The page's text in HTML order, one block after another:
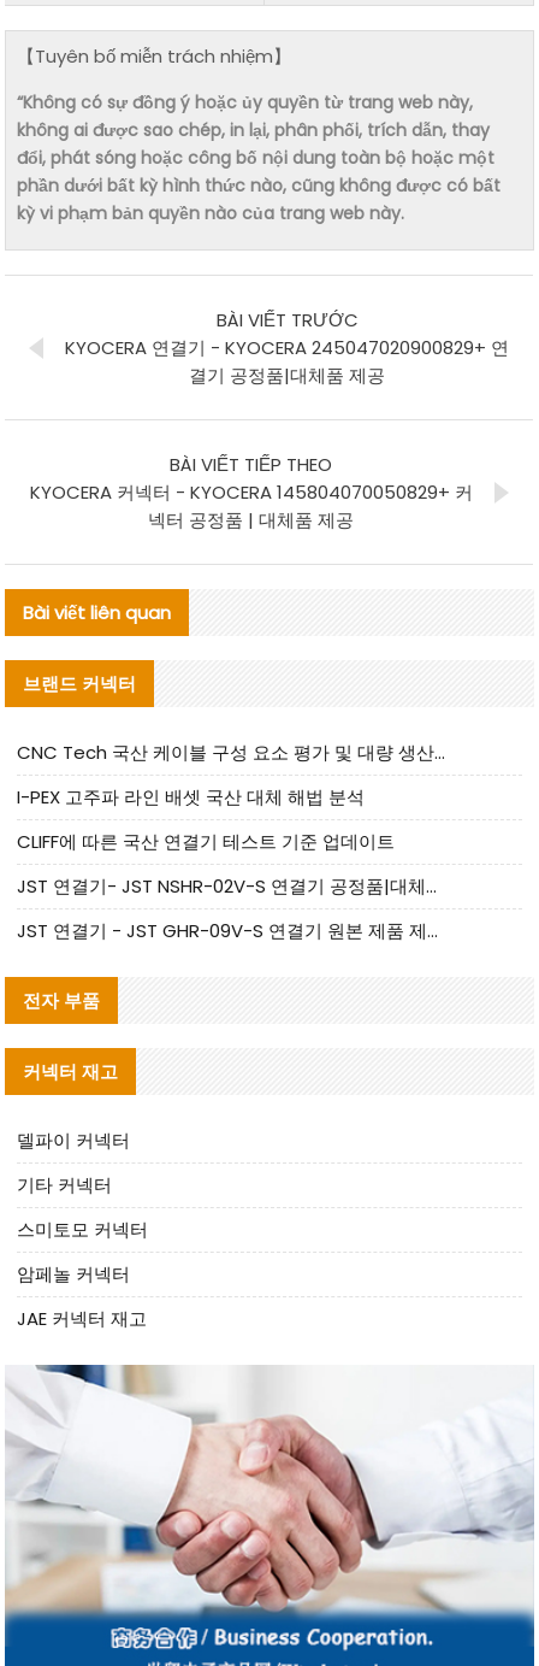
【Tuyên bố miễn trách nhiệm】
“Không có sự đồng ý hoặc ủy quyền từ trang web này,
không ai được sao chép, in lại, phân phối, trích dẫn, thay
đổi, phát sóng hoặc công bố nội dung toàn bộ hoặc một
phần dưới bất kỳ hình thức nào, cũng không được có bất
kỳ vi phạm bản quyền nào của trang web này.
BÀI VIẾT TRƯỚC
KYOCERA 연결기 - KYOCERA 245047020900829+ 연
결기 공정품|대체품 제공
BÀI VIẾT TIẾP THEO
KYOCERA 커넥터 - KYOCERA 145804070050829+ 커
넥터 공정품 | 대체품 제공
Bài viết liên quan
브랜드 커넥터
CNC Tech 국산 케이블 구성 요소 평가 및 대량 생산 적합성 가이드
I-PEX 고주파 라인 배셋 국산 대체 해법 분석
CLIFF에 따른 국산 연결기 테스트 기준 업데이트
JST 연결기- JST NSHR-02V-S 연결기 공정품|대체품 제공
JST 연결기 - JST GHR-09V-S 연결기 원본 제품 제공 | 대체품 제공
전자 부품
커넥터 재고
델파이 커넥터
기타 커넥터
스미토모 커넥터
암페놀 커넥터
JAE 커넥터 재고